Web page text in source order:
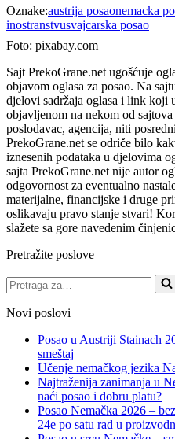
Oznake:austrija posaonemacka
inostranstvusvajcarska posao
Foto: pixabay.com
Sajt PrekoGrane.net ugošćuje
objavom oglasa za posao. Na
djelovi sadržaja oglasa i link koji
objavljenom na nekom od
poslodavac, agencija, niti
PrekoGrane.net se odriče bilo
iznesenih podataka u djelovima
sajta PrekoGrane.net nije autor
odgovornost za eventualno
materijalne, financijske i druge
oslikavaju pravo stanje stvari!
slažete sa gore navedenim
Pretražite poslove
Pretraga
za…
Novi poslovi
Posao u Austriji Stainach
smeštaj
Učenje nemačkog jezika
Najtraženija zanimanja u
naći posao i dobru platu?
Posao Nemačka 2026 –
24e po satu rad u